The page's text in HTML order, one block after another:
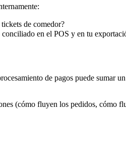
de comedor?
en el POS y en tu
de pagos puede sumar
(cómo fluyen los pedidos, cómo